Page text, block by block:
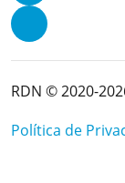
RDN © 2020-
Política de